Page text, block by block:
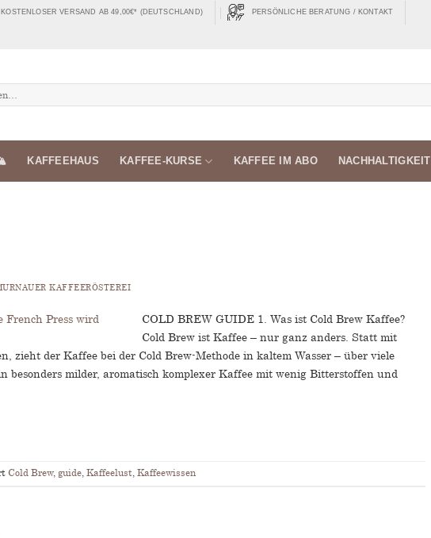
KOSTENLOSER VERSAND AB 49,00€* (DEUTSCHLAND) PERSÖNLICHE BERATUNG / KONTAKT
KAFFEEHAUS KAFFEE-KURSE KAFFEE IM ABO NACHHALTIGKEIT
KAFFEERÖSTEREI
COLD BREW GUIDE 1. Was ist Cold Brew Kaffee?
Cold Brew ist Kaffee – nur ganz anders. Statt mit
zieht der Kaffee bei der Cold Brew-Methode in kaltem Wasser – über viele
besonders milder, aromatisch komplexer Kaffee mit wenig Bitterstoffen und
Cold Brew, guide Kaffeelust Kaffeewissen